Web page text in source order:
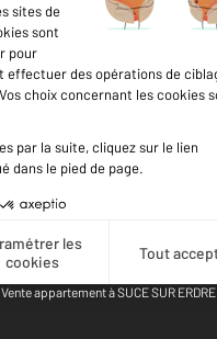
Vente appartement à ORVAULT
Vente appartement à SAUTRON
Vente appartement à ST HERBLAIN
Vente appartement à SUCE SUR ERDRE